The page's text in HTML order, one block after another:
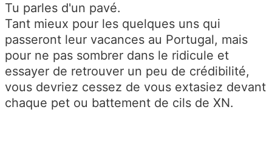
Tu parles d'un pavé.
Tant mieux pour les quelques uns qui
passeront leur vacances au Portugal, mais
pour ne pas sombrer dans le ridicule et
essayer de retrouver un peu de crédibilité,
vous devriez cessez de vous extasiez devant
chaque pet ou battement de cils de XN.